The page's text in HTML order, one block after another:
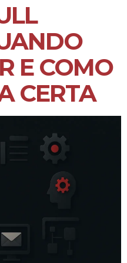
E COMO
CERTA